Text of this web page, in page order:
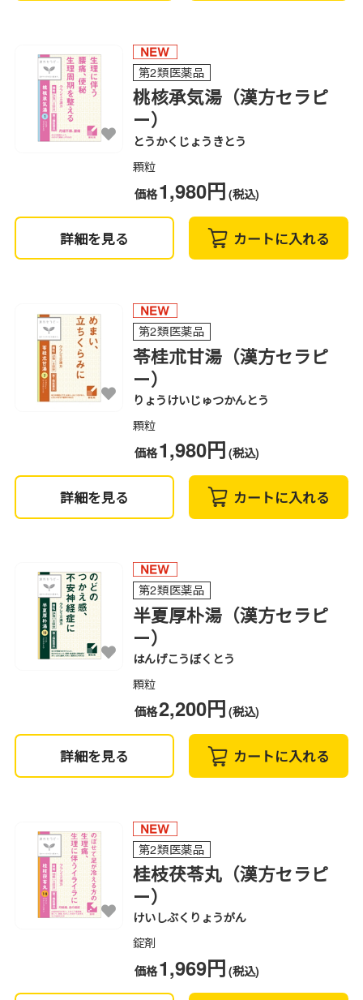
第2類医薬品
桃核承気湯（漢方セラピ
ー）
とうかくじょうきとう
顆粒
価格1,980円 (税込)
詳細を見る カートに入れる
第2類医薬品
苓桂朮甘湯（漢方セラピ
ー）
りょうけいじゅつかんとう
顆粒
価格1,980円 (税込)
詳細を見る カートに入れる
第2類医薬品
半夏厚朴湯（漢方セラピ
ー）
はんげこうぼくとう
顆粒
価格2,200円 (税込)
詳細を見る カートに入れる
第2類医薬品
桂枝茯苓丸（漢方セラピ
ー）
けいしぶくりょうがん
錠剤
価格1,969円 (税込)